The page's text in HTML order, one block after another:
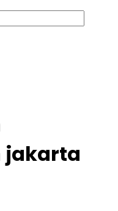
jakarta